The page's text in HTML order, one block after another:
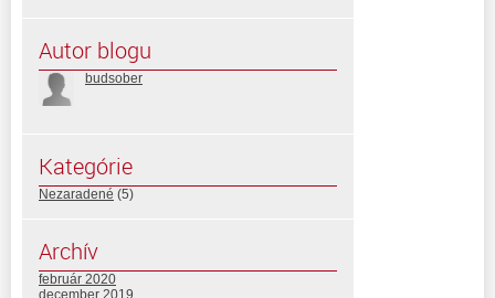
Autor blogu
budsober
Kategórie
Nezaradené (5)
Archív
február 2020
december 2019